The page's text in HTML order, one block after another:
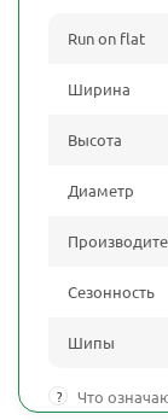
Run on flat
Ширина
Высота
Диаметр
Сезонность
Шипы
? Что